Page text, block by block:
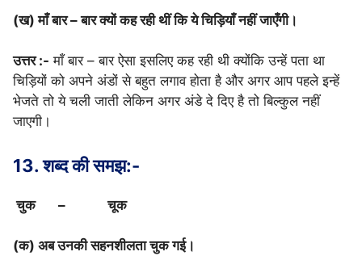
(ख) माँ बार – बार क्यों कह रही थीं कि ये चिड़ियाँ नहीं जाएँगी।
उत्तर :- माँ बार – बार ऐसा इसलिए कह रही थी क्योंकि उन्हें पता था
चिड़ियों को अपने अंडों से बहुत लगाव होता है और अगर आप पहले इन्हें
भेजते तो ये चली जाती लेकिन अगर अंडे दे दिए है तो बिल्कुल नहीं
जाएगी।
13. शब्द की समझ:-
चुक – चूक
(क) अब उनकी सहनशीलता चुक गई।